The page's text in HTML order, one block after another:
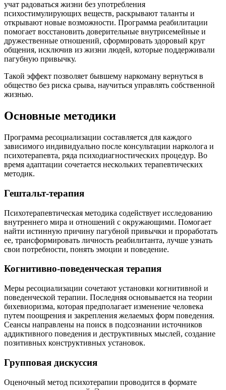
учат радоваться жизни без употребления
психостимулирующих веществ, раскрывают таланты и
открывают новые возможности. Программа реабилитации
помогает восстановить доверительные внутрисемейные и
дружественные отношений, сформировать здоровый круг
общения, исключив из жизни людей, которые поддерживали
пагубную привычку.
Такой эффект позволяет бывшему наркоману вернуться в
общество без риска срыва, научиться управлять собственной
жизнью.
Основные методики
Программа ресоциализации составляется для каждого
зависимого индивидуально после консультации нарколога и
психотерапевта, ряда психодиагностических процедур. Во
время адаптации сочетается нескольких терапевтических
методик.
Гештальт-терапия
Психотерапевтическая методика содействует исследованию
внутреннего мира и отношений с окружающими. Помогает
найти истинную причину пагубной привычки и проработать
ее, трансформировать личность реабилитанта, лучше узнать
свои потребности, понять эмоции и поведение.
Когнитивно-поведенческая терапия
Меры ресоциализации сочетают установки когнитивной и
поведенческой терапии. Последняя основывается на теории
бихевиоризма, которая предполагает изменение человека
путем поощрения и закрепления желаемых форм поведения.
Сеансы направлены на поиск в подсознании источников
аддиктивного поведения и деструктивных мыслей, создание
позитивных конструктивных установок.
Групповая дискуссия
Оценочный метод психотерапии проводится в формате